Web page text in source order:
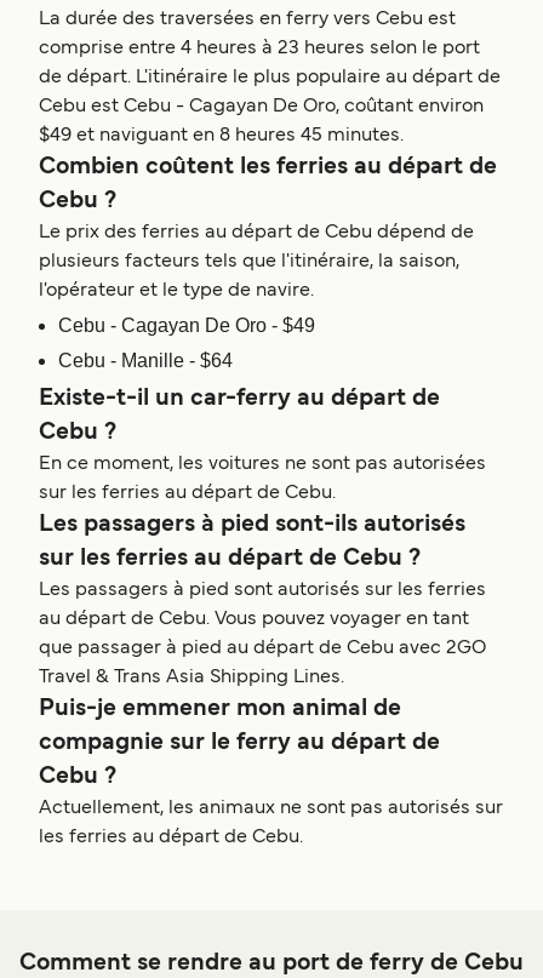
La durée des traversées en ferry vers Cebu est
comprise entre 4 heures à 23 heures selon le port
de départ. L'itinéraire le plus populaire au départ de
Cebu est Cebu - Cagayan De Oro, coûtant environ
$49 et naviguant en 8 heures 45 minutes.
Combien coûtent les ferries au départ de
Cebu ?
Le prix des ferries au départ de Cebu dépend de
plusieurs facteurs tels que l'itinéraire, la saison,
l'opérateur et le type de navire.
Cebu - Cagayan De Oro - $49
Cebu - Manille - $64
Existe-t-il un car-ferry au départ de
Cebu ?
En ce moment, les voitures ne sont pas autorisées
sur les ferries au départ de Cebu.
Les passagers à pied sont-ils autorisés
sur les ferries au départ de Cebu ?
Les passagers à pied sont autorisés sur les ferries
au départ de Cebu. Vous pouvez voyager en tant
que passager à pied au départ de Cebu avec 2GO
Travel & Trans Asia Shipping Lines.
Puis-je emmener mon animal de
compagnie sur le ferry au départ de
Cebu ?
Actuellement, les animaux ne sont pas autorisés sur
les ferries au départ de Cebu.
Comment se rendre au port de ferry de Cebu